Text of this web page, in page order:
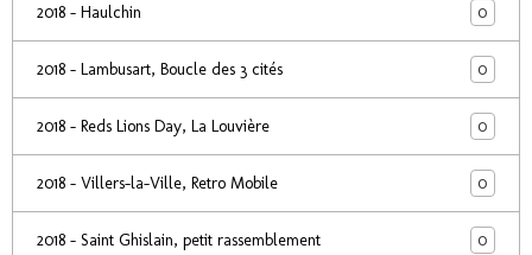
2018 - Haulchin 0
2018 - Lambusart, Boucle des 3 cités 0
2018 - Reds Lions Day, La Louvière 0
2018 - Villers-la-Ville, Retro Mobile 0
2018 - Saint Ghislain, petit rassemblement 0